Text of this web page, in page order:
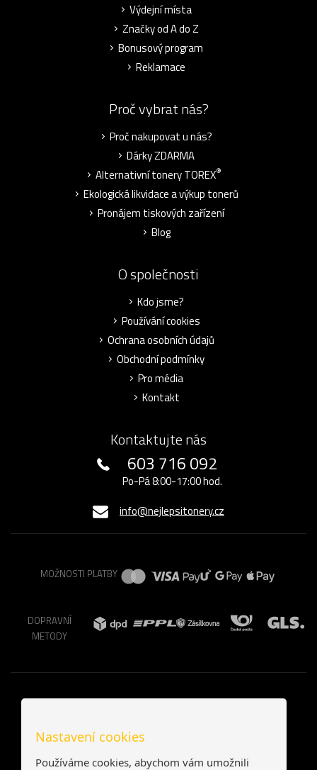
Výdejní místa
Značky od A do Z
Bonusový program
Reklamace
Proč vybrat nás?
Proč nakupovat u nás?
Dárky ZDARMA
Alternativní tonery TOREX®
Ekologická likvidace a výkup tonerů
Pronájem tiskových zařízení
Blog
O společnosti
Kdo jsme?
Používání cookies
Ochrana osobních údajů
Obchodní podmínky
Pro média
Kontakt
Kontaktujte nás
603 716 092
Po-Pá 8:00-17:00 hod.
info@nejlepsitonery.cz
MOŽNOSTI PLATBY
DOPRAVNÍ
METODY
Nastavení cookies
Používáme cookies, abychom vám umožnili